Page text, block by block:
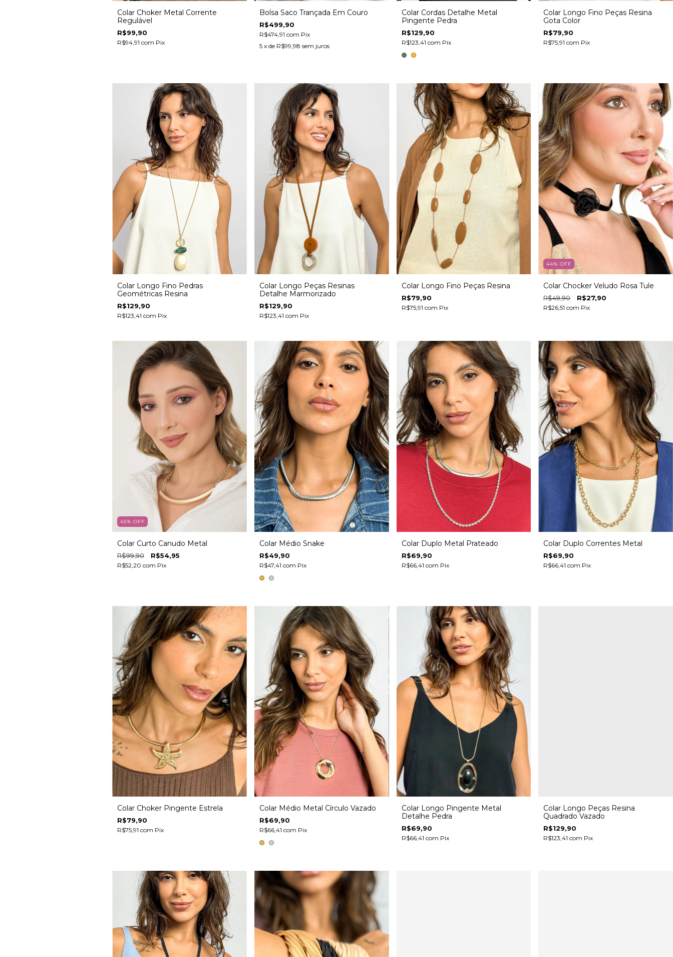
Colar Choker Metal Corrente
Regulável
R$99,90
R$94,91 com Pix
Bolsa Saco Trançada Em Couro
R$499,90
R$474,91 com Pix
5 x de R$99,98 sem juros
Colar Cordas Detalhe Metal
Pingente Pedra
R$129,90
R$123,41 com Pix
Colar Longo Fino Peças Resina
Gota Color
R$79,90
R$75,91com Pix
Colar Longo Fino Pedras
Geométricas Resina
R$129,90
R$123,41 com Pix
Colar Longo Peças Resinas
Detalhe Marmorizado
R$129,90
R$123,41 com Pix
Colar Longo Fino Peças Resina
R$79,90
R$75,91 com Pix
44%OFF
Colar Chocker Veludo Rosa Tule
R$49,90 R$27,90
R$26,51com Pix
45% OFF
Colar Curto Canudo Metal
R$99,90 R$54,95
R$52,20 com Pix
Colar Médio Snake
R$49,90
R$47,41 com Pix
Colar Duplo Metal Prateado
R$69,90
R$66,41 com Pix
Colar Duplo Correntes Metal
R$69,90
R$66,41com Pix
Colar Choker Pingente Estrela
R$79,90
R$75,91 com Pix
Colar Médio Metal Círculo Vazado
R$69,90
R$66,41 com Pix
Colar Longo Pingente Metal
Detalhe Pedra
R$69,90
R$66,41 com Pix
Colar Longo Peças Resina
Quadrado Vazado
R$129,90
R$123,41com Pix